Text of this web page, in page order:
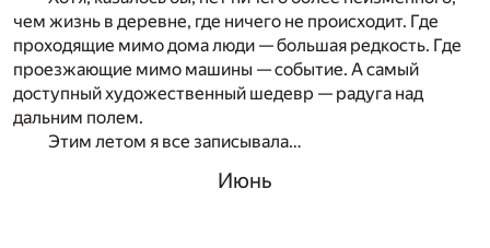
чем жизнь в деревне, где ничего не происходит. Где
проходящие мимо дома люди — большая редкость. Где
проезжающие мимо машины — событие. А самый
доступный художественный шедевр — радуга над
дальним полем.
Этим летом я все записывала…
Июнь